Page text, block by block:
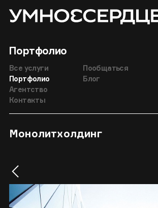
Портфолио
Все услуги
Портфолио
Агентство
Контакты
Пообщаться
Блог
Монолитхолдинг